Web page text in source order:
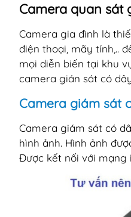
Camera quan sát
Camera gia đình là
điện thoại, mãy tính,..
mọi diễn biến tại khu
camera gián sát có
Camera giám sát
Camera giám sát có
hình ảnh. Hình ảnh
Được kết nối với mạng